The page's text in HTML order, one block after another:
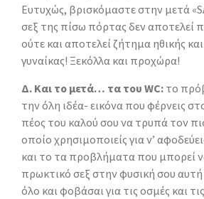
Ευτυχώς, βρισκόμαστε στην μετά
σεξ της πίσω πόρτας δεν αποτελεί
ούτε και αποτελεί ζήτημα ηθικής
γυναίκας! Ξεκόλλα και προχώρα!
Δ. Και το μετά… τα του WC: το
την όλη ιδέα- εικόνα που φέρνεις
πέος του καλού σου να τρυπά τον
οποίο χρησιμοποιείς για ν’
και το τα προβλήματα που μπορεί
πρωκτικό σεξ στην φυσική σου αυτή
όλο και φοβάσαι για τις οσμές και